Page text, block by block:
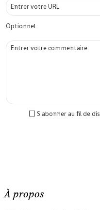
À propos
Optionnel
S'abonner au fil de